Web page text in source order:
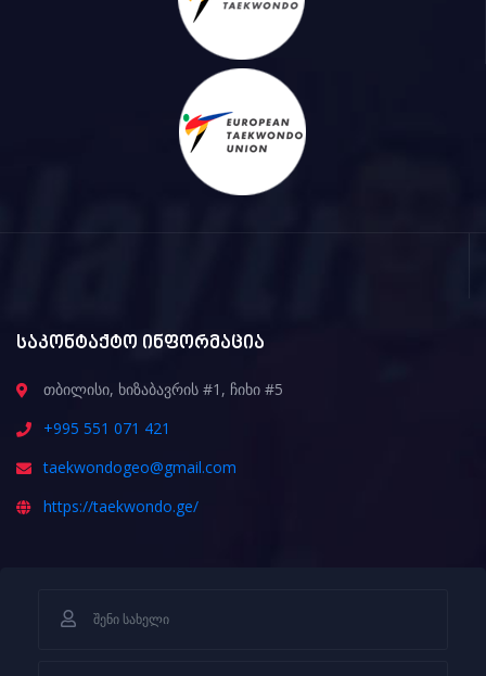
საკონტაქტო ინფორმაცია
თბილისი, ხიზაბავრის #1, ჩიხი #5
+995 551 071 421
taekwondogeo@gmail.com
https://taekwondo.ge/